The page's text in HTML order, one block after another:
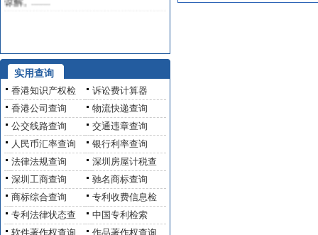
实用查询
香港知识产权检
诉讼费计算器
香港公司查询
物流快递查询
公交线路查询
交通违章查询
人民币汇率查询
银行利率查询
法律法规查询
深圳房屋计税查
深圳工商查询
驰名商标查询
商标综合查询
专利收费信息检
专利法律状态查
中国专利检索
软件著作权查询
作品著作权查询